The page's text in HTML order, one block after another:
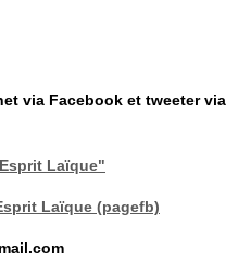
via Facebook et tweeter via
Laïque"
Laïque (pagefb)